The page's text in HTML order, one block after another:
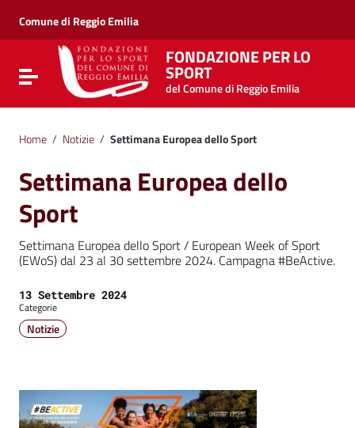
Vai al menu di navigazione
Vai al footer
Comune di Reggio Emilia
Attiva / disattiva la navigazione
FONDAZIONE PER LO
SPORT
del Comune di Reggio Emilia
Home / Notizie / Settimana Europea dello Sport
Settimana Europea dello
Sport
Settimana Europea dello Sport / European Week of Sport
(EWoS) dal 23 al 30 settembre 2024. Campagna #BeActive.
Data:
13 Settembre 2024
Categorie
Notizie